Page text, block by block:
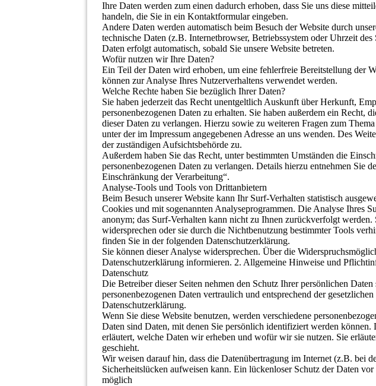
Ihre Daten werden zum einen dadurch erhoben, dass Sie uns diese
handeln, die Sie in ein Kontaktformular eingeben.
Andere Daten werden automatisch beim Besuch der Website durch
technische Daten (z.B. Internetbrowser, Betriebssystem oder Uhrzeit
Daten erfolgt automatisch, sobald Sie unsere Website betreten.
Wofür nutzen wir Ihre Daten?
Ein Teil der Daten wird erhoben, um eine fehlerfreie Bereitstellung der
können zur Analyse Ihres Nutzerverhaltens verwendet werden.
Welche Rechte haben Sie bezüglich Ihrer Daten?
Sie haben jederzeit das Recht unentgeltlich Auskunft über Herkunft,
personenbezogenen Daten zu erhalten. Sie haben außerdem ein Recht,
dieser Daten zu verlangen. Hierzu sowie zu weiteren Fragen zum
unter der im Impressum angegebenen Adresse an uns wenden. Des
der zuständigen Aufsichtsbehörde zu.
Außerdem haben Sie das Recht, unter bestimmten Umständen die
personenbezogenen Daten zu verlangen. Details hierzu entnehmen Sie
Einschränkung der Verarbeitung“.
Analyse-Tools und Tools von Drittanbietern
Beim Besuch unserer Website kann Ihr Surf-Verhalten statistisch
Cookies und mit sogenannten Analyseprogrammen. Die Analyse Ihres
anonym; das Surf-Verhalten kann nicht zu Ihnen zurückverfolgt werden.
widersprechen oder sie durch die Nichtbenutzung bestimmter Tools
finden Sie in der folgenden Datenschutzerklärung.
Sie können dieser Analyse widersprechen. Über die
Datenschutzerklärung informieren. 2. Allgemeine Hinweise und
Datenschutz
Die Betreiber dieser Seiten nehmen den Schutz Ihrer persönlichen
personenbezogenen Daten vertraulich und entsprechend der
Datenschutzerklärung.
Wenn Sie diese Website benutzen, werden verschiedene
Daten sind Daten, mit denen Sie persönlich identifiziert werden
erläutert, welche Daten wir erheben und wofür wir sie nutzen. Sie
geschieht.
Wir weisen darauf hin, dass die Datenübertragung im Internet (z.B. bei
Sicherheitslücken aufweisen kann. Ein lückenloser Schutz der Daten
möglich